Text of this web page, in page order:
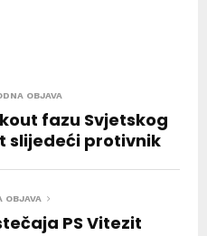
OBJAVA
fazu Svjetskog
slijedeći protivnik
OBJAVA
PS Vitezit